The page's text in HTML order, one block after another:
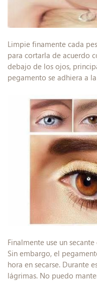
Limpie finamente cada
para cortarla de acuerdo
debajo de los ojos,
pegamento se adhiera a
Finalmente use un
Sin embargo, el
hora en secarse. Durante
lágrimas. No puedo